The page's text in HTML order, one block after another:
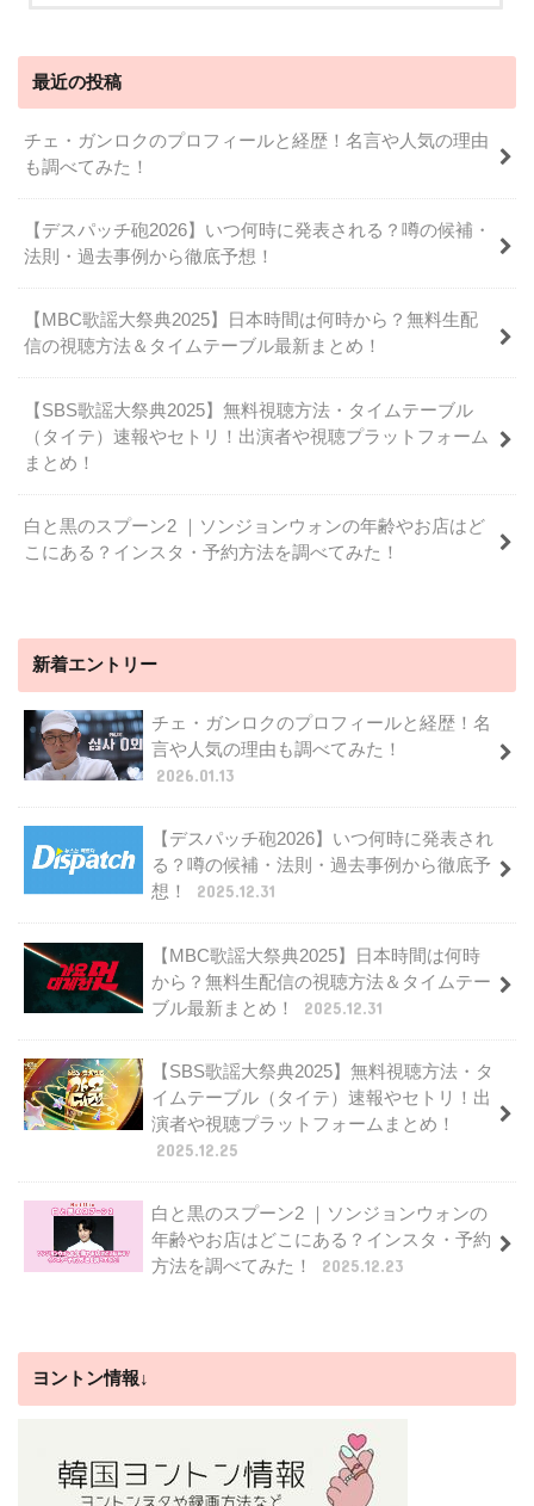
最近の投稿
チェ・ガンロクのプロフィールと経歴！名言や人気の理由
も調べてみた！
【デスパッチ砲2026】いつ何時に発表される？噂の候補・
法則・過去事例から徹底予想！
【MBC歌謡大祭典2025】日本時間は何時から？無料生配
信の視聴方法＆タイムテーブル最新まとめ！
【SBS歌謡大祭典2025】無料視聴方法・タイムテーブル
（タイテ）速報やセトリ！出演者や視聴プラットフォーム
まとめ！
白と黒のスプーン2 ｜ソンジョンウォンの年齢やお店はど
こにある？インスタ・予約方法を調べてみた！
新着エントリー
チェ・ガンロクのプロフィールと経歴！名
言や人気の理由も調べてみた！
2026.01.13
【デスパッチ砲2026】いつ何時に発表され
る？噂の候補・法則・過去事例から徹底予
想！
2025.12.31
【MBC歌謡大祭典2025】日本時間は何時
から？無料生配信の視聴方法＆タイムテー
ブル最新まとめ！
2025.12.31
【SBS歌謡大祭典2025】無料視聴方法・タ
イムテーブル（タイテ）速報やセトリ！出
演者や視聴プラットフォームまとめ！
2025.12.25
白と黒のスプーン2 ｜ソンジョンウォンの
年齢やお店はどこにある？インスタ・予約
方法を調べてみた！
2025.12.23
ヨントン情報↓